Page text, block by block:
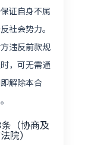
证自身不属
社会势力。
违反前款规
，可无需通
解除本合
（协商及
院）